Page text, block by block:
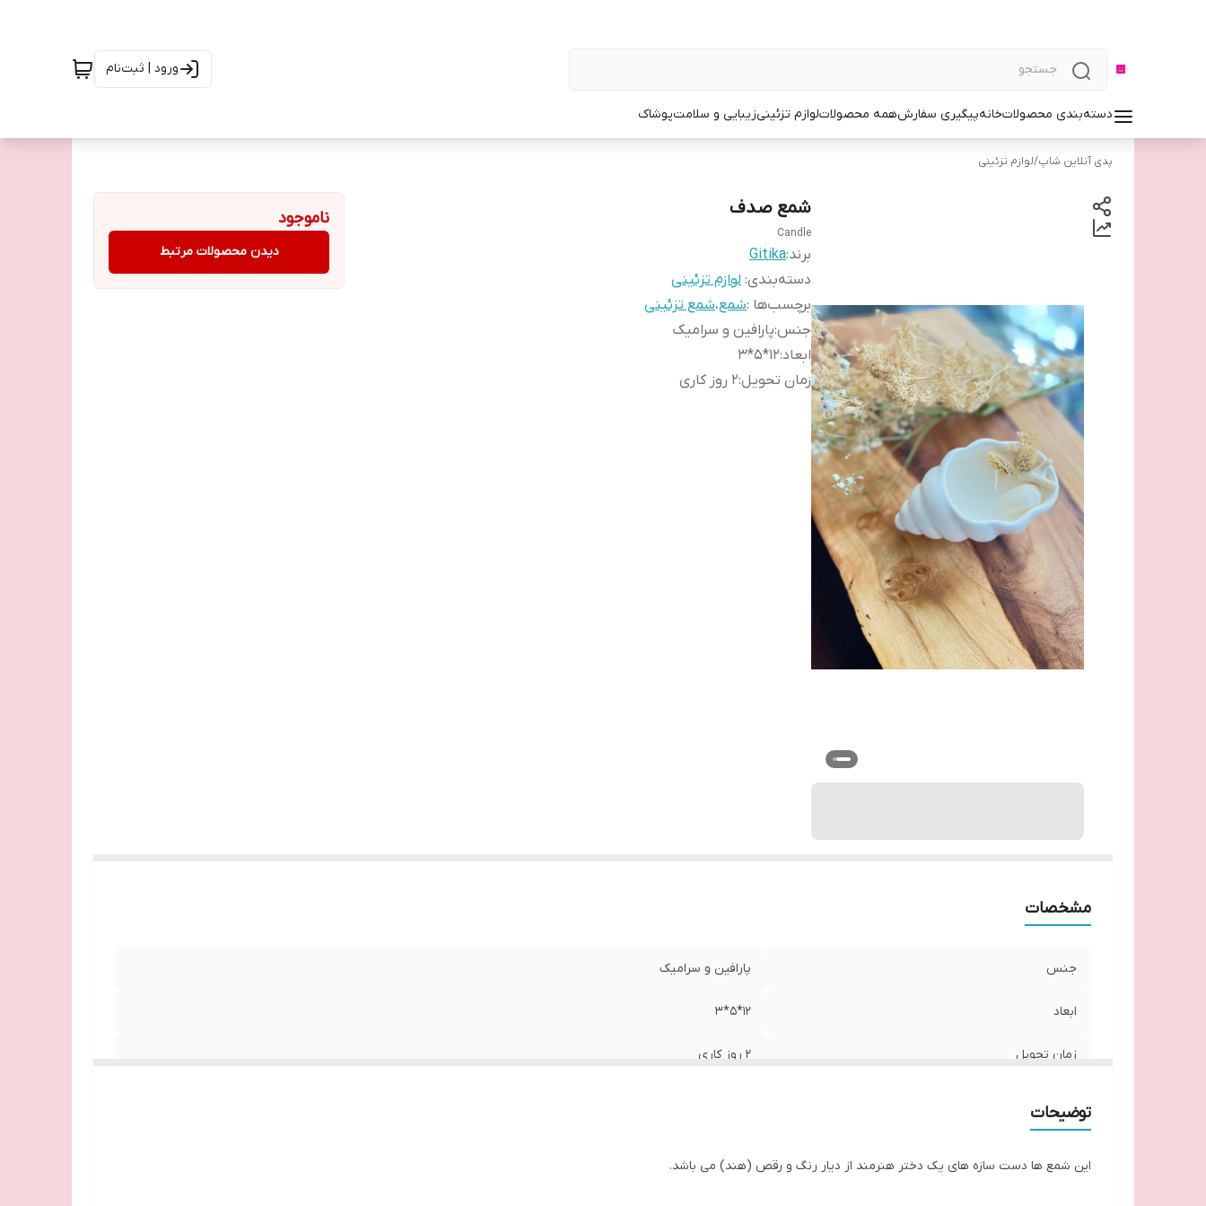
ورود | ثبت‌نام
دسته‌بندی محصولاتخانهپیگیری سفارشهمه محصولاتلوازم تزئینیزیبایی و سلامتپوشاک
پدی آنلاین شاپ/لوازم تزئینی
شمع صدف
Candle
برند:Gitika
دسته‌بندی: لوازم تزئینی
برچسب‌ها :شمع،شمع تزئینی
جنس:پارافین و سرامیک
ابعاد:
12*5*3
زمان تحویل:2 روز کاری
ناموجود
دیدن محصولات مرتبط
مشخصات
جنس پارافین و سرامیک
ابعاد 12*5*3
زمان تحویل 2 روز کاری
توضیحات
این شمع ها دست سازه های یک دختر هنرمند از دیار رنگ و رقص (هند) می باشد.